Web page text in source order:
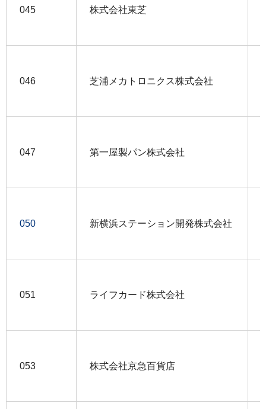
045 株式会社東芝
046 芝浦メカトロニクス株式会社
047 第一屋製パン株式会社
050 新横浜ステーション開発株式会社
051 ライフカード株式会社
053 株式会社京急百貨店